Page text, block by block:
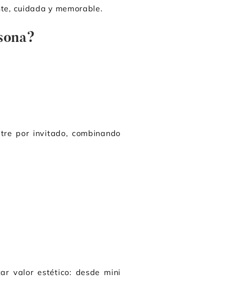
cuidada y memorable.
por invitado, combinando
valor estético: desde mini